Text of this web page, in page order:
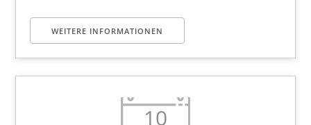
WEITERE INFORMATIONEN
10